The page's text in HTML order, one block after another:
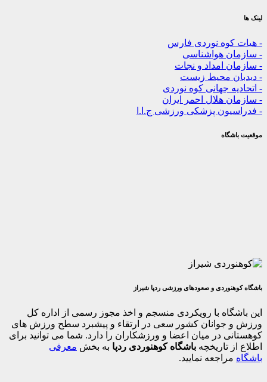
نوردی فارس
هواشناسی
امداد و نجات
محیط زیست
جهانی کوه نوردی
هلال احمر ایران
پزشکی ورزشی ج.ا.ا
و صعودهای ورزشی ردپا شیراز
با رویکردی منسجم و اخذ مجوز رسمی از اداره کل
کشور سعی در ارتقاء و پیشبرد سطح ورزش های
در میان اعضا و ورزشکاران را دارد. شما می توانید برای
تاریخچه باشگاه کوهنوردی ردپابه بخش معرفی
نمایید.